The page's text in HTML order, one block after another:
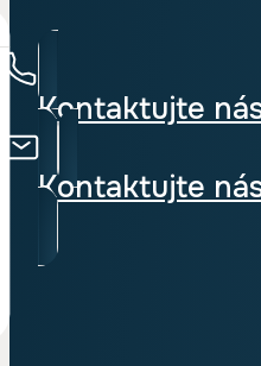
Kontaktujte
Kontaktujte